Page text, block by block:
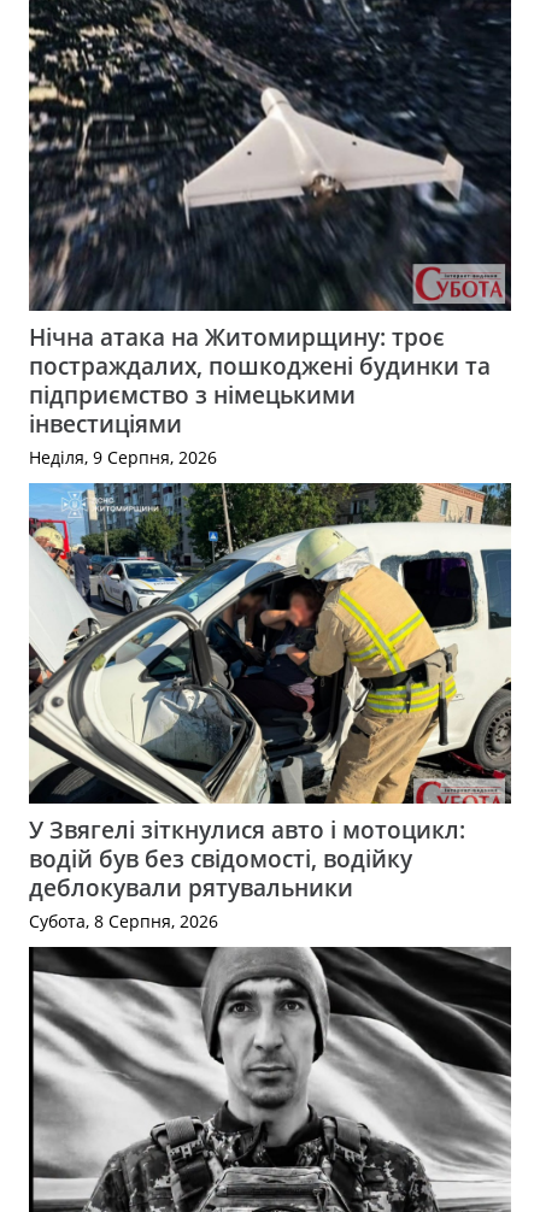
Нічна атака на Житомирщину: троє
постраждалих, пошкоджені будинки та
підприємство з німецькими
інвестиціями
Неділя, 9 Серпня, 2026
У Звягелі зіткнулися авто і мотоцикл:
водій був без свідомості, водійку
деблокували рятувальники
Субота, 8 Серпня, 2026